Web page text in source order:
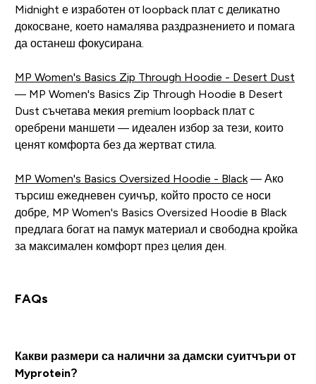
Midnight е изработен от loopback плат с деликатно
докосване, което намалява раздразнението и помага
да останеш фокусирана.
MP Women's Basics Zip Through Hoodie - Desert Dust
— MP Women's Basics Zip Through Hoodie в Desert
Dust съчетава мекия premium loopback плат с
оребрени маншети — идеален избор за тези, които
ценят комфорта без да жертват стила.
MP Women's Basics Oversized Hoodie - Black— Ако
търсиш ежедневен суичър, който просто се носи
добре, MP Women's Basics Oversized Hoodie в Black
предлага богат на памук материал и свободна кройка
за максимален комфорт през целия ден.
FAQs
Какви размери са налични за дамски суитчъри от
Myprotein?